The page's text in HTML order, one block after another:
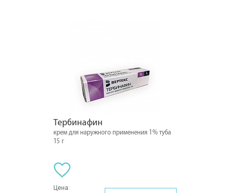
Тербинафин
крем для наружного применения 1% туба
15 г
Цена: